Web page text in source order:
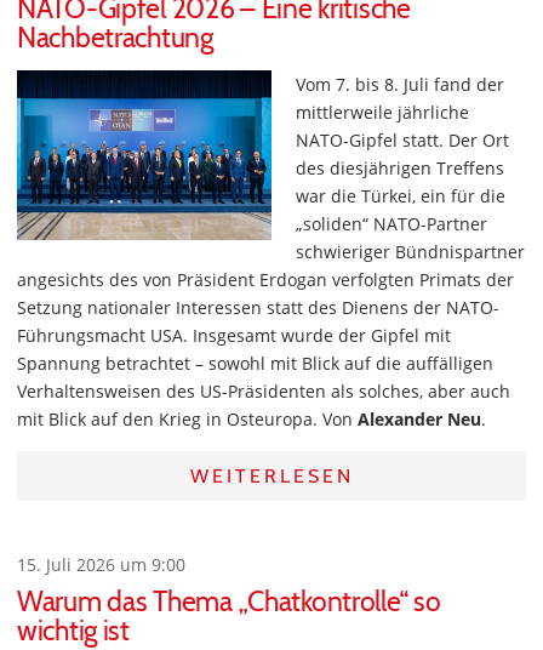
NATO-Gipfel 2026 – Eine kritische
Nachbetrachtung
Vom 7. bis 8. Juli fand der
mittlerweile jährliche
NATO-Gipfel statt. Der Ort
des diesjährigen Treffens
war die Türkei, ein für die
„soliden“ NATO-Partner
schwieriger Bündnispartner
angesichts des von Präsident Erdogan verfolgten Primats der
Setzung nationaler Interessen statt des Dienens der NATO-
Führungsmacht USA. Insgesamt wurde der Gipfel mit
Spannung betrachtet – sowohl mit Blick auf die auffälligen
Verhaltensweisen des US-Präsidenten als solches, aber auch
mit Blick auf den Krieg in Osteuropa. Von Alexander Neu.
WEITERLESEN
15. Juli 2026 um 9:00
Warum das Thema „Chatkontrolle“ so
wichtig ist